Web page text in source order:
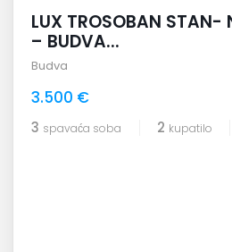
LUX TROSOBAN STAN-
– BUDVA...
Budva
3.500 €
3 spavaća soba 2 kupatilo